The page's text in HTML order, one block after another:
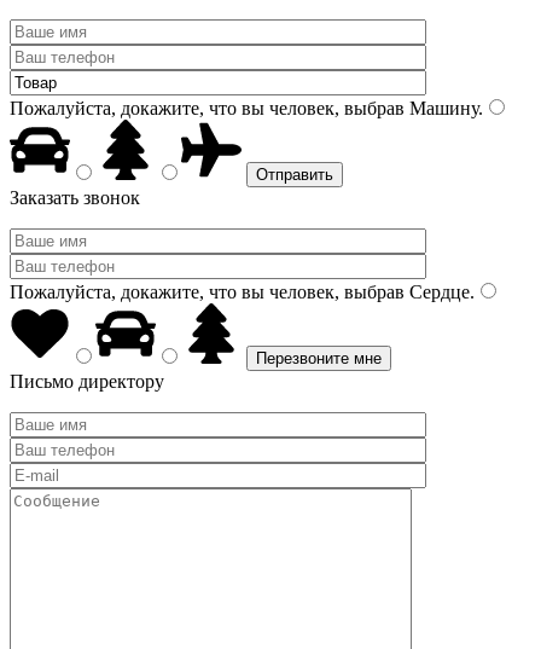
Пожалуйста, докажите, что вы человек, выбрав Машину.
Заказать звонок
Пожалуйста, докажите, что вы человек, выбрав Сердце.
Письмо директору